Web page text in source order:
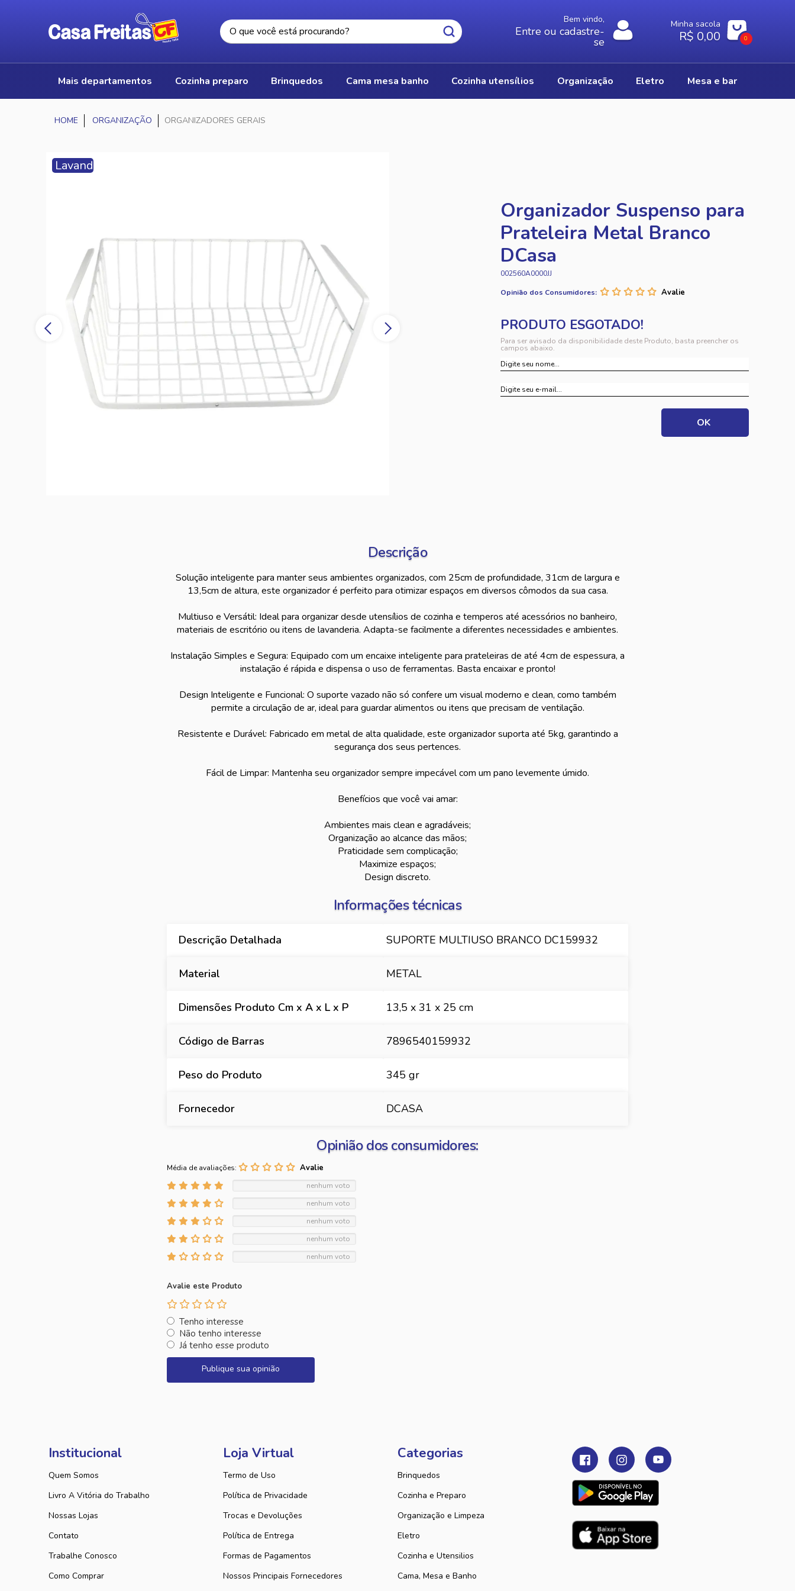
Bem vindo,
Entre ou cadastre-
se
Minha sacola
R$ 0,00 0
mais departamentos cozinha preparo brinquedos cama mesa banho cozinha utensílios organização eletro mesa e bar
ORGANIZAÇÃO ORGANIZADORES GERAIS
Lavanderia
Organizador Suspenso para
Prateleira Metal Branco
DCasa
002560A0000JJ
Opinião dos Consumidores:
Para ser avisado da disponibilidade deste Produto, basta preencher os
campos abaixo.
Descrição
Solução inteligente para manter seus ambientes organizados, com 25cm de profundidade, 31cm de largura e
13,5cm de altura, este organizador é perfeito para otimizar espaços em diversos cômodos da sua casa.
Multiuso e Versátil: Ideal para organizar desde utensílios de cozinha e temperos até acessórios no banheiro,
materiais de escritório ou itens de lavanderia. Adapta-se facilmente a diferentes necessidades e ambientes.
Instalação Simples e Segura: Equipado com um encaixe inteligente para prateleiras de até 4cm de espessura, a
instalação é rápida e dispensa o uso de ferramentas. Basta encaixar e pronto!
Design Inteligente e Funcional: O suporte vazado não só confere um visual moderno e clean, como também
permite a circulação de ar, ideal para guardar alimentos ou itens que precisam de ventilação.
Resistente e Durável: Fabricado em metal de alta qualidade, este organizador suporta até 5kg, garantindo a
segurança dos seus pertences.
Fácil de Limpar: Mantenha seu organizador sempre impecável com um pano levemente úmido.
Benefícios que você vai amar:
Ambientes mais clean e agradáveis;
Organização ao alcance das mãos;
Praticidade sem complicação;
Maximize espaços;
Design discreto.
Informações técnicas
Descrição Detalhada SUPORTE MULTIUSO BRANCO DC159932
Material METAL
Dimensões Produto Cm x A x L x P 13,5 x 31 x 25 cm
Código de Barras 7896540159932
Peso do Produto 345 gr
Fornecedor DCASA
Opinião dos consumidores:
Média de avaliações:
nenhum voto
nenhum voto
nenhum voto
nenhum voto
nenhum voto
Avalie este Produto
Tenho interesse
Não tenho interesse
Já tenho esse produto
Publique sua opinião
Institucional
Quem Somos
Livro A Vitória do Trabalho
Nossas Lojas
Contato
Trabalhe Conosco
Como Comprar
Loja Virtual
Termo de Uso
Política de Privacidade
Trocas e Devoluções
Política de Entrega
Formas de Pagamentos
Nossos Principais Fornecedores
Categorias
Brinquedos
Cozinha e Preparo
Organização e Limpeza
Eletro
Cozinha e Utensilios
Cama, Mesa e Banho